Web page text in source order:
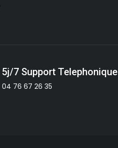
5j/7 Support Telephonique
04 76 67 26 35